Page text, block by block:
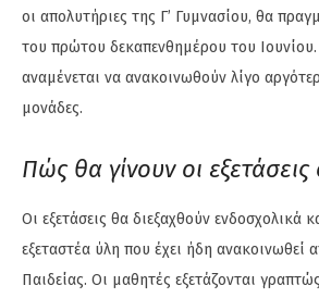
οι απολυτήριες της Γ’ Γυμνασίου, θα
του πρώτου δεκαπενθημέρου του
αναμένεται να ανακοινωθούν λίγο
μονάδες.
Πώς θα γίνουν οι
Οι εξετάσεις θα διεξαχθούν ενδοσχολικά
εξεταστέα ύλη που έχει ήδη ανακοινωθεί
Παιδείας. Οι μαθητές εξετάζονται